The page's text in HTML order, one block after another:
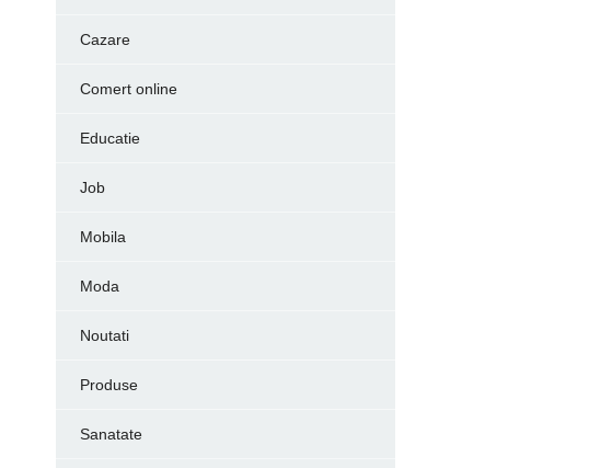
Cazare
Comert online
Educatie
Job
Mobila
Moda
Noutati
Produse
Sanatate